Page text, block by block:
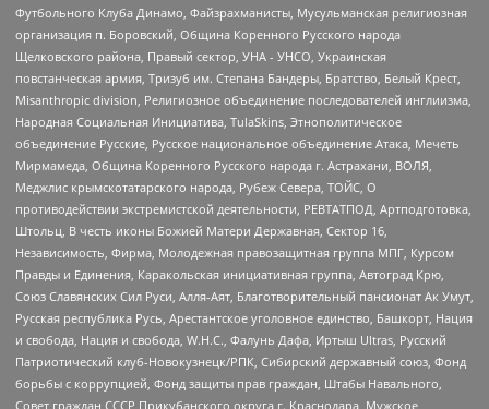
Футбольного Клуба Динамо, Файзрахманисты, Мусульманская религиозная
организация п. Боровский, Община Коренного Русского народа
Щелковского района, Правый сектор, УНА - УНСО, Украинская
повстанческая армия, Тризуб им. Степана Бандеры, Братство, Белый Крест,
Misanthropic division, Религиозное объединение последователей инглиизма,
Народная Социальная Инициатива, TulaSkins, Этнополитическое
объединение Русские, Русское национальное объединение Атака, Мечеть
Мирмамеда, Община Коренного Русского народа г. Астрахани, ВОЛЯ,
Меджлис крымскотатарского народа, Рубеж Севера, ТОЙС, О
противодействии экстремистской деятельности, РЕВТАТПОД, Артподготовка,
Штольц, В честь иконы Божией Матери Державная, Сектор 16,
Независимость, Фирма, Молодежная правозащитная группа МПГ, Курсом
Правды и Единения, Каракольская инициативная группа, Автоград Крю,
Союз Славянских Сил Руси, Алля-Аят, Благотворительный пансионат Ак Умут,
Русская республика Русь, Арестантское уголовное единство, Башкорт, Нация
и свобода, Нация и свобода, W.H.С., Фалунь Дафа, Иртыш Ultras, Русский
Патриотический клуб-Новокузнецк/РПК, Сибирский державный союз, Фонд
борьбы с коррупцией, Фонд защиты прав граждан, Штабы Навального,
Совет граждан СССР Прикубанского округа г. Краснодара, Мужское